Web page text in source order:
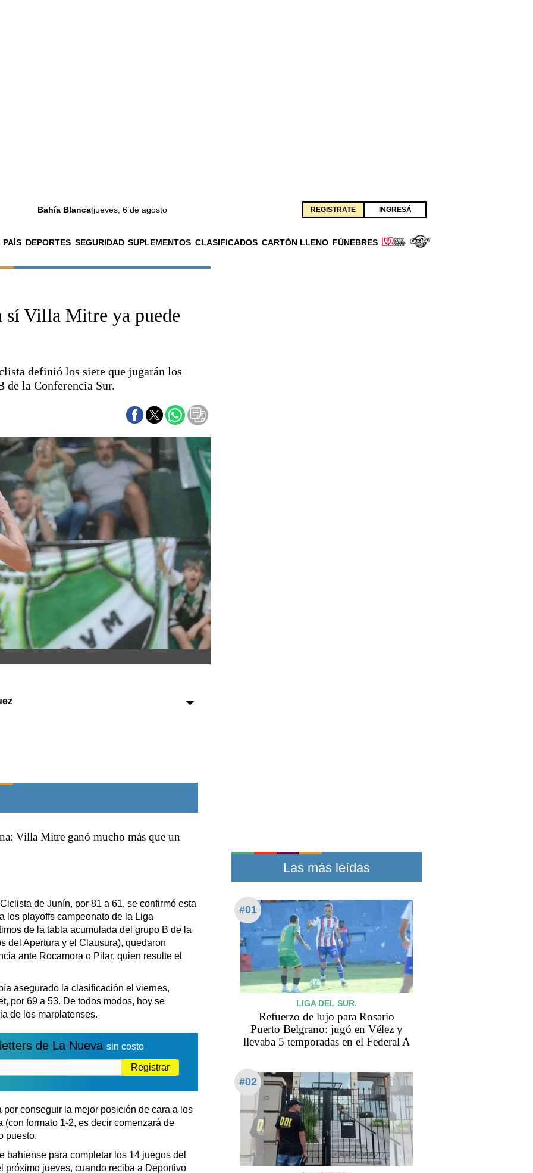
Bahía Blanca|jueves, 6 de agosto REGISTRATE INGRESÁ
PAÍS DEPORTES SEGURIDAD SUPLEMENTOS CLASIFICADOS CARTÓN LLENO FÚNEBRES
La ciudad
El país
Escenario Olímpico
Federal A
Aplausos
Cines
Economía y finanzas
Con el campo
Espacio empresas
Sociedad
Tecnología
Turismo
Salud
Es viral
sí Villa Mitre ya puede
definió los siete que jugarán los
de la Conferencia Sur.
Villa Mitre ganó mucho más que un
de Junín, por 81 a 61, se confirmó esta
los playoffs campeonato de la Liga
de la tabla acumulada del grupo B de la
del Apertura y el Clausura), quedaron
ante Rocamora o Pilar, quien resulte el
asegurado la clasificación el viernes,
por 69 a 53. De todos modos, hoy se
de los marplatenses.
de La Nueva sin costo
Registrar
conseguir la mejor posición de cara a los
formato 1-2, es decir comenzará de
puesto.
bahiense para completar los 14 juegos del
próximo jueves, cuando reciba a Deportivo
Las más leídas
#01
LIGA DEL SUR.
Refuerzo de lujo para Rosario
Puerto Belgrano: jugó en Vélez y
llevaba 5 temporadas en el Federal A
#02